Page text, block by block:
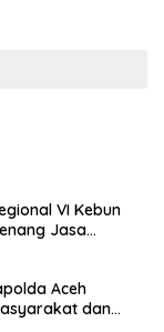
VI Kebun
Jasa
Aceh
dan